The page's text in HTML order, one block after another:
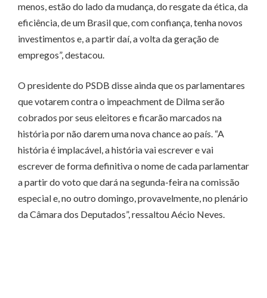
menos, estão do lado da mudança, do resgate da ética, da
eficiência, de um Brasil que, com confiança, tenha novos
investimentos e, a partir daí, a volta da geração de
empregos”, destacou.
O presidente do PSDB disse ainda que os parlamentares
que votarem contra o impeachment de Dilma serão
cobrados por seus eleitores e ficarão marcados na
história por não darem uma nova chance ao país. “A
história é implacável, a história vai escrever e vai
escrever de forma definitiva o nome de cada parlamentar
a partir do voto que dará na segunda-feira na comissão
especial e, no outro domingo, provavelmente, no plenário
da Câmara dos Deputados”, ressaltou Aécio Neves.